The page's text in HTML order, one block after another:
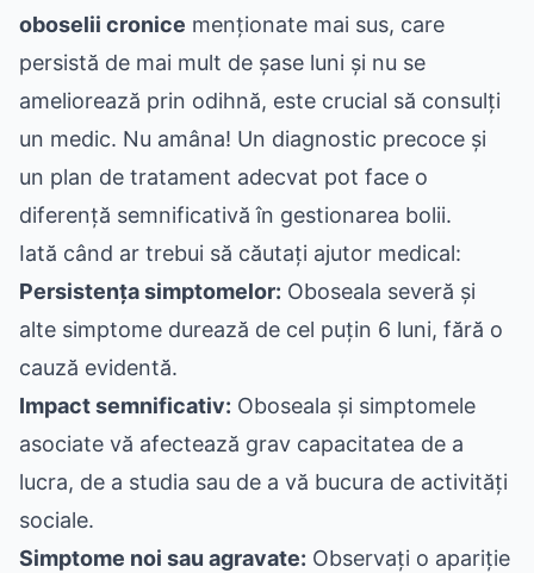
oboselii cronice menționate mai sus, care
persistă de mai mult de șase luni și nu se
ameliorează prin odihnă, este crucial să consulți
un medic. Nu amâna! Un diagnostic precoce și
un plan de tratament adecvat pot face o
diferență semnificativă în gestionarea bolii.
Iată când ar trebui să căutați ajutor medical:
Persistența simptomelor: Oboseala severă și
alte simptome durează de cel puțin 6 luni, fără o
cauză evidentă.
Impact semnificativ: Oboseala și simptomele
asociate vă afectează grav capacitatea de a
lucra, de a studia sau de a vă bucura de activități
sociale.
Simptome noi sau agravate: Observați o apariție